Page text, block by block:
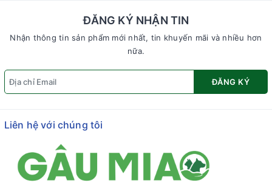
ĐĂNG KÝ NHẬN TIN
Nhận thông tin sản phẩm mới nhất, tin khuyến mãi và nhiều hơn
nữa.
ĐĂNG KÝ
Liên hệ với chúng tôi